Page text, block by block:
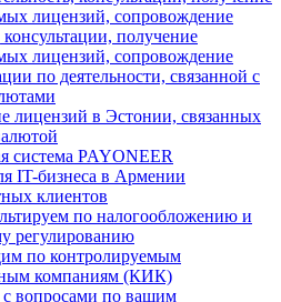
лицензий, сопровождение
получение
лицензий, сопровождение
по деятельности, связанной с
лицензий в Эстонии, связанных
система PAYONEER
IT-бизнеса в Армении
клиентов
по налогообложению и
регулированию
по контролируемым
компаниям (КИК)
вопросами по вашим